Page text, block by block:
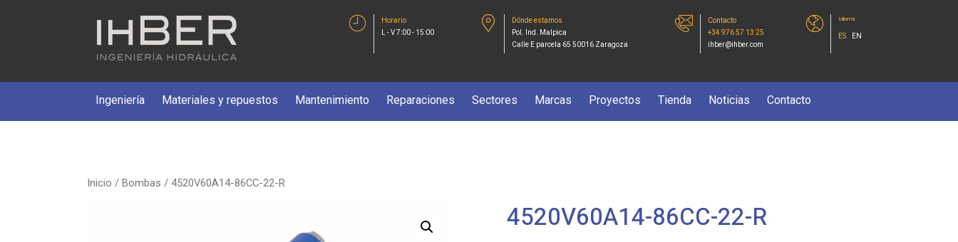
Horario
L - V 7:00 - 15:00
Dónde estamos
Pol. Ind. Malpica
Calle E parcela 65 50016 Zaragoza
Contacto
+34 976 57 13 25
ihber@ihber.com
Idioma
ES EN
Ingeniería Materiales y repuestos Mantenimiento Reparaciones Sectores Marcas Proyectos Tienda Noticias Contacto
Inicio / Bombas / 4520V60A14-86CC-22-R
4520V60A14-86CC-22-R